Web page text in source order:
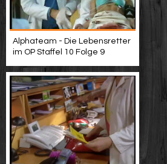
Alphateam - Die Lebensretter
im OP Staffel 10 Folge 9